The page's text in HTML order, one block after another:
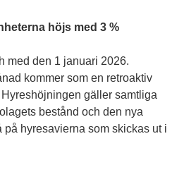
höjs med 3 %
med den 1 januari 2026.
kommer som en retroaktiv
gäller samtliga
bestånd och den nya
på hyresavierna som skickas ut i